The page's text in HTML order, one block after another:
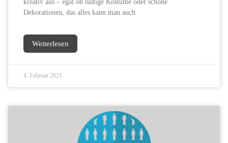
kreativ aus – egal ob lustige Kostüme oder schöne
Dekorationen, das alles kann man auch
Weiterlesen
4. Februar 2021